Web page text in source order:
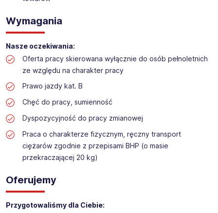
Wymagania
Nasze oczekiwania:
Oferta pracy skierowana wyłącznie do osób pełnoletnich
ze względu na charakter pracy
Prawo jazdy kat. B
Chęć do pracy, sumienność
Dyspozycyjność do pracy zmianowej
Praca o charakterze fizycznym, ręczny transport
ciężarów zgodnie z przepisami BHP (o masie
przekraczającej 20 kg)
Oferujemy
Przygotowaliśmy dla Ciebie: